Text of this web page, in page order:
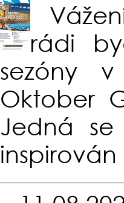
rádi
sezóny
Oktober
Jedná